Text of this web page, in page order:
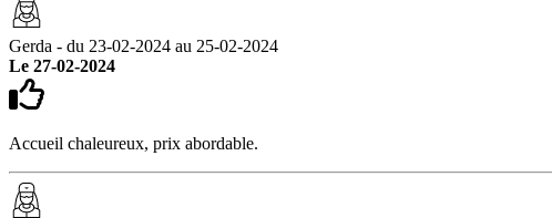
Gerda - du 23-02-2024 au 25-02-2024
Le 27-02-2024
Accueil chaleureux, prix abordable.